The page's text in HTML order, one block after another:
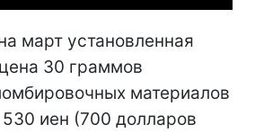
март установленная
30 граммов
материалов
иен (700 долларов